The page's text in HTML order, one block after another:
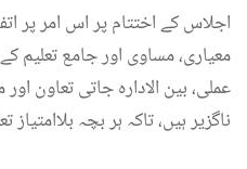
اجلاس کے اختتام پر اس امر پر
معیاری، مساوی اور جامع
عملی، بین الادارہ جاتی تعاون
ناگزیر ہیں، تاکہ ہر بچہ